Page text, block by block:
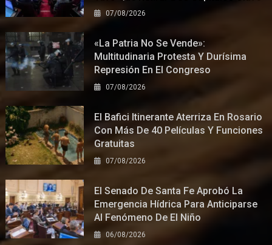
07/08/2026
«La Patria No Se Vende»:
Multitudinaria Protesta Y Durísima
Represión En El Congreso
07/08/2026
El Bafici Itinerante Aterriza En Rosario
Con Más De 40 Películas Y Funciones
Gratuitas
07/08/2026
El Senado De Santa Fe Aprobó La
Emergencia Hídrica Para Anticiparse
Al Fenómeno De El Niño
06/08/2026